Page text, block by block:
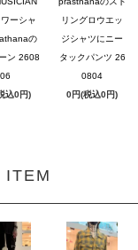
ーシャ
の
ン 2608
06
込0円)
リングロウエッ
ジシャツにニー
タックパンツ 26
0804
0円(税込0円)
ITEM